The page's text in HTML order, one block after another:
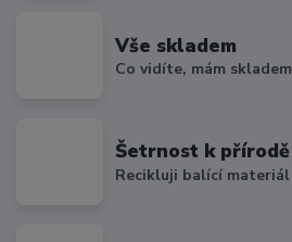
Vše skladem
Co vidíte, mám skladem
Šetrnost k přírodě
Recikluji balící materiál